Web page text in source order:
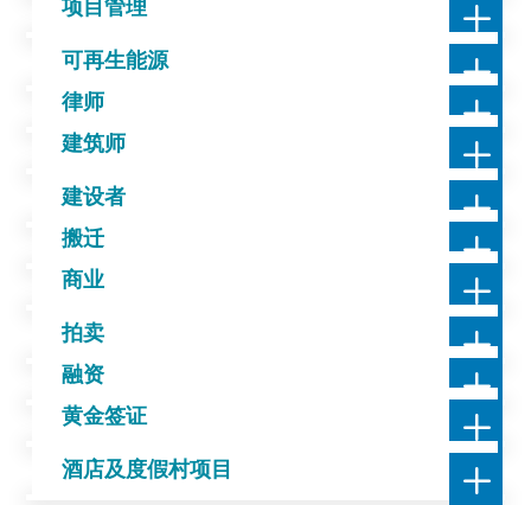
各类房地产资产的管理和推广。

分析师
最佳投资分析师的专家建议。
L
项目管理

项目管理
项目开发资源的组织、规划和控制。
L
可再生能源

可再生能源园区评估。
L
律师

律师
各个法律分支的法律建议。
L
建筑师

建筑师
城市规划项目和程序的综合分析。
L
建设者

各类资产的建设、维护、修复和改造。
L
搬迁

搬迁
我们管理移民到西班牙的所有必要程序。
L
商业

商业
咨询、建议和业务评估。
L
拍卖

房地产市场以外的价格及其法律状况分析。
L
融资

融资
L
黄金签证
 L
酒店及度假村项目